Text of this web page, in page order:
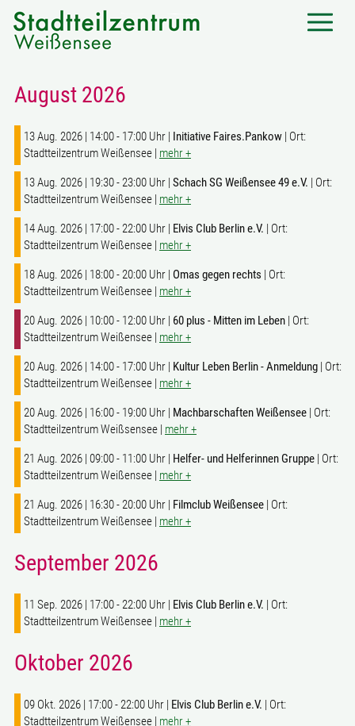
August 2026
13 Aug. 2026 | 14:00 - 17:00 Uhr | Initiative Faires.Pankow | Ort:
Stadtteilzentrum Weißensee | mehr +
13 Aug. 2026 | 19:30 - 23:00 Uhr | Schach SG Weißensee 49 e.V. | Ort:
Stadtteilzentrum Weißensee | mehr +
14 Aug. 2026 | 17:00 - 22:00 Uhr | Elvis Club Berlin e.V. | Ort:
Stadtteilzentrum Weißensee | mehr +
18 Aug. 2026 | 18:00 - 20:00 Uhr | Omas gegen rechts | Ort:
Stadtteilzentrum Weißensee | mehr +
20 Aug. 2026 | 10:00 - 12:00 Uhr | 60 plus - Mitten im Leben | Ort:
Stadtteilzentrum Weißensee | mehr +
20 Aug. 2026 | 14:00 - 17:00 Uhr | Kultur Leben Berlin - Anmeldung | Ort:
Stadtteilzentrum Weißensee | mehr +
20 Aug. 2026 | 16:00 - 19:00 Uhr | Machbarschaften Weißensee | Ort:
Stadtteilzentrum Weißsensee | mehr +
21 Aug. 2026 | 09:00 - 11:00 Uhr | Helfer- und Helferinnen Gruppe | Ort:
Stadtteilzentrum Weißensee | mehr +
21 Aug. 2026 | 16:30 - 20:00 Uhr | Filmclub Weißensee | Ort:
Stadtteilzentrum Weißensee | mehr +
September 2026
11 Sep. 2026 | 17:00 - 22:00 Uhr | Elvis Club Berlin e.V. | Ort:
Stadtteilzentrum Weißensee | mehr +
Oktober 2026
09 Okt. 2026 | 17:00 - 22:00 Uhr | Elvis Club Berlin e.V. | Ort:
Stadtteilzentrum Weißensee | mehr +